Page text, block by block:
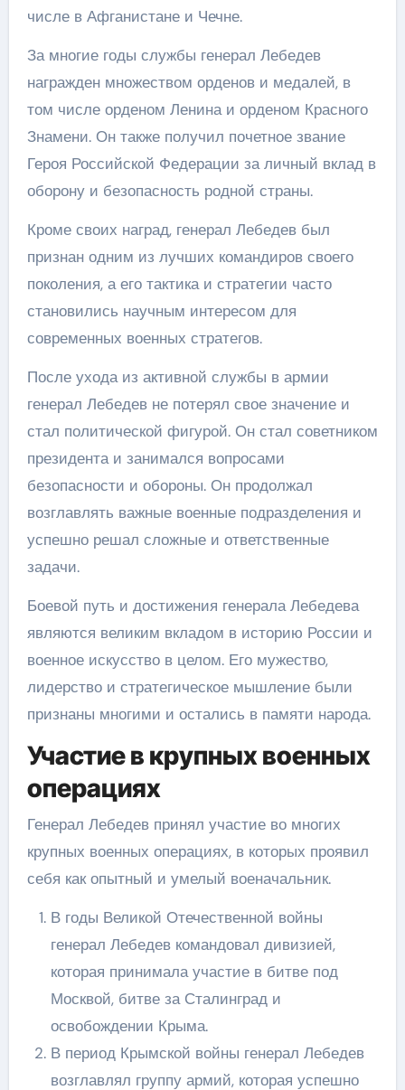
числе в Афганистане и Чечне.
За многие годы службы генерал Лебедев
награжден множеством орденов и медалей, в
том числе орденом Ленина и орденом Красного
Знамени. Он также получил почетное звание
Героя Российской Федерации за личный вклад в
оборону и безопасность родной страны.
Кроме своих наград, генерал Лебедев был
признан одним из лучших командиров своего
поколения, а его тактика и стратегии часто
становились научным интересом для
современных военных стратегов.
После ухода из активной службы в армии
генерал Лебедев не потерял свое значение и
стал политической фигурой. Он стал советником
президента и занимался вопросами
безопасности и обороны. Он продолжал
возглавлять важные военные подразделения и
успешно решал сложные и ответственные
задачи.
Боевой путь и достижения генерала Лебедева
являются великим вкладом в историю России и
военное искусство в целом. Его мужество,
лидерство и стратегическое мышление были
признаны многими и остались в памяти народа.
Участие в крупных военных
операциях
Генерал Лебедев принял участие во многих
крупных военных операциях, в которых проявил
себя как опытный и умелый военачальник.
В годы Великой Отечественной войны
генерал Лебедев командовал дивизией,
которая принимала участие в битве под
Москвой, битве за Сталинград и
освобождении Крыма.
В период Крымской войны генерал Лебедев
возглавлял группу армий, которая успешно